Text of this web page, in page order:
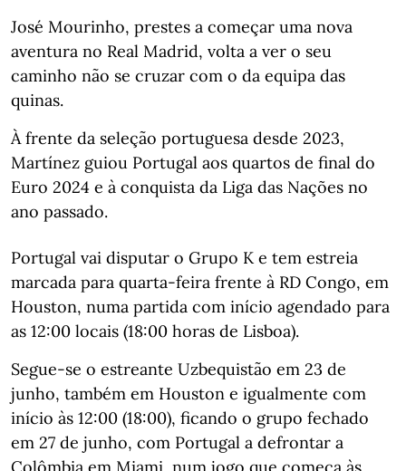
José Mourinho, prestes a começar uma nova
aventura no Real Madrid, volta a ver o seu
caminho não se cruzar com o da equipa das
quinas.
À frente da seleção portuguesa desde 2023,
Martínez guiou Portugal aos quartos de final do
Euro 2024 e à conquista da Liga das Nações no
ano passado.
Portugal vai disputar o Grupo K e tem estreia
marcada para quarta-feira frente à RD Congo, em
Houston, numa partida com início agendado para
as 12:00 locais (18:00 horas de Lisboa).
Segue-se o estreante Uzbequistão em 23 de
junho, também em Houston e igualmente com
início às 12:00 (18:00), ficando o grupo fechado
em 27 de junho, com Portugal a defrontar a
Colômbia em Miami, num jogo que começa às